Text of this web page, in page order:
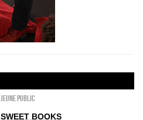
Jeune public
SWEET BOOKS